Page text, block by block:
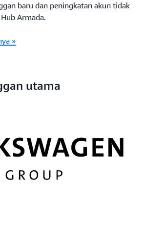
baru dan peningkatan akun tidak
Armada.
»
utama